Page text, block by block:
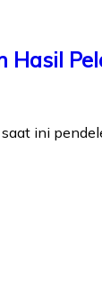
Hasil
ini